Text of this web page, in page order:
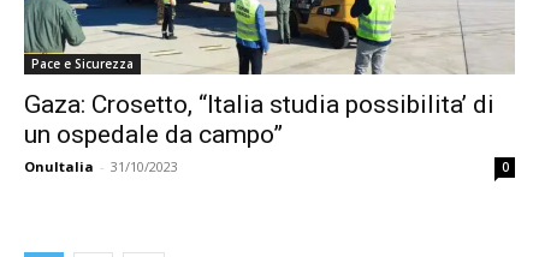
Pace e Sicurezza
Gaza: Crosetto, “Italia studia possibilita’ di
un ospedale da campo”
OnuItalia - 31/10/2023 0